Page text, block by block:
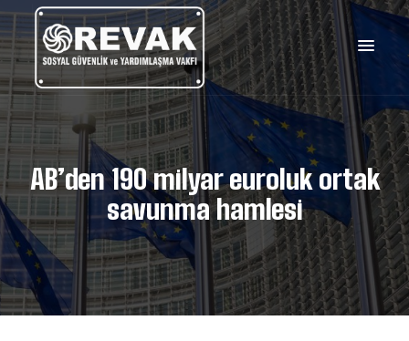
AB’den 190 milyar euroluk ortak
savunma hamlesi